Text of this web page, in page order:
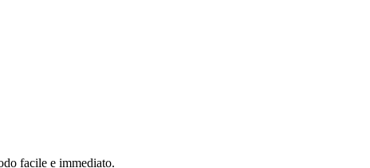
facile e immediato.